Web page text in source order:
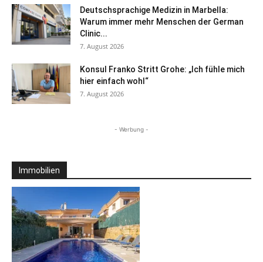
Deutschsprachige Medizin in Marbella:
Warum immer mehr Menschen der German
Clinic...
7. August 2026
Konsul Franko Stritt Grohe: „Ich fühle mich
hier einfach wohl“
7. August 2026
- Werbung -
Immobilien